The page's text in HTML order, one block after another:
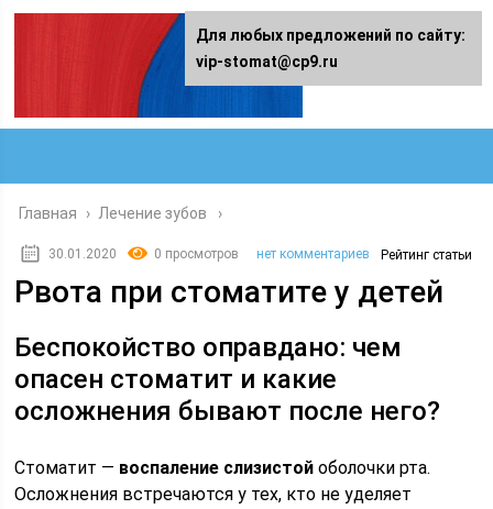
Главная › Лечение зубов
30.01.2020 0 просмотров нет комментариев Рейтинг статьи
Рвота при стоматите у детей
Беспокойство оправдано: чем
опасен стоматит и какие
осложнения бывают после него?
Стоматит — воспаление слизистой оболочки рта.
Осложнения встречаются у тех, кто не уделяет
Для любых предложений по сайту:
vip-stomat@cp9.ru